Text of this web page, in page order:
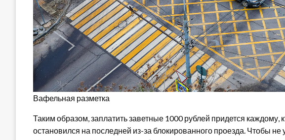
Вафельная разметка
Таким образом, заплатить заветные 1000 рублей придется каждому,
остановился на последней из-за блокированного проезда. Чтобы не